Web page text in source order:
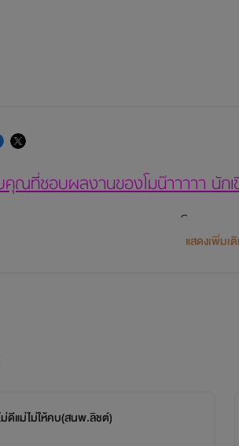
ณที่ชอบผลงานของโมน๊าาาาา นัก
ราคือ HiMeMOE หรือ ฮิเมะโมเอะ
ห้นักอ่านตัดสินกันอีกทีเนอะ) เพื่อนๆ
แสดงเพิ่มเ
ม่ดีแม่ไม่ให้คบ(สนพ.ลิชต์)